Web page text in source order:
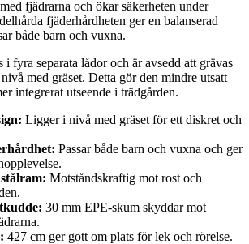
fjädrarna och ökar säkerheten under
fjäderhårdheten ger en balanserad
både barn och vuxna.
i fyra separata lådor och är avsedd att grävas
med gräset. Detta gör den mindre utsatt
integrerat utseende i trädgården.
Ligger i nivå med gräset för ett diskret och
Passar både barn och vuxna och ger
Motståndskraftig mot rost och
30 mm EPE-skum skyddar mot
427 cm ger gott om plats för lek och rörelse.